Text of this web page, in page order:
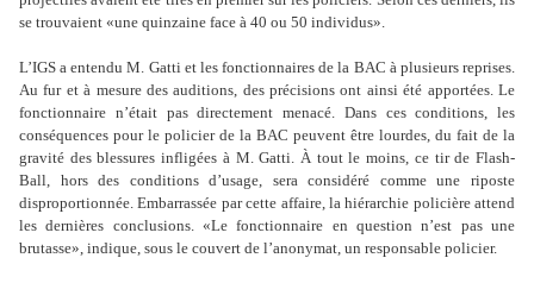
se trouvaient «une quinzaine face à 40 ou 50 individus».
L’IGS a entendu M. Gatti et les fonctionnaires de la BAC à plusieurs reprises.
Au fur et à mesure des auditions, des précisions ont ainsi été apportées. Le
fonctionnaire n’était pas directement menacé. Dans ces conditions, les
conséquences pour le policier de la BAC peuvent être lourdes, du fait de la
gravité des blessures infligées à M. Gatti. À tout le moins, ce tir de Flash-
Ball, hors des conditions d’usage, sera considéré comme une riposte
disproportionnée. Embarrassée par cette affaire, la hiérarchie policière attend
les dernières conclusions. «Le fonctionnaire en question n’est pas une
brutasse», indique, sous le couvert de l’anonymat, un responsable policier.